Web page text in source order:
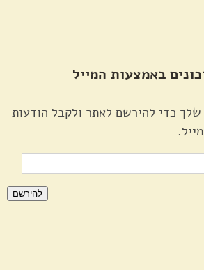
באמצעות המייל
שלך כדי להירשם לאתר ולקבל הודעות
להירשם